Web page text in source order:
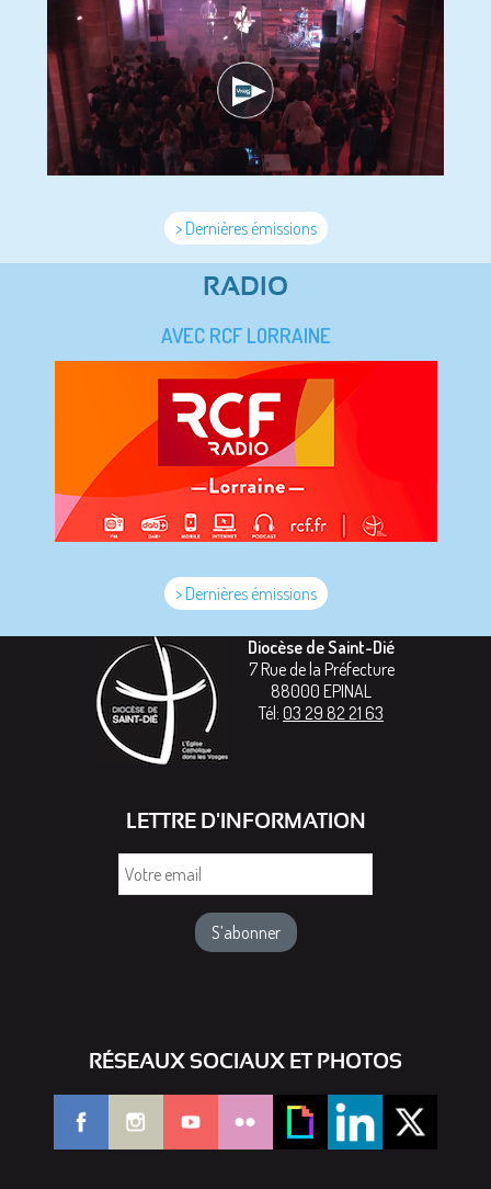
> Dernières émissions
RADIO
AVEC RCF LORRAINE
> Dernières émissions
Diocèse de Saint-Dié
7 Rue de la Préfecture
88000 EPINAL
Tél: 03 29 82 21 63
LETTRE D'INFORMATION
RÉSEAUX SOCIAUX ET PHOTOS